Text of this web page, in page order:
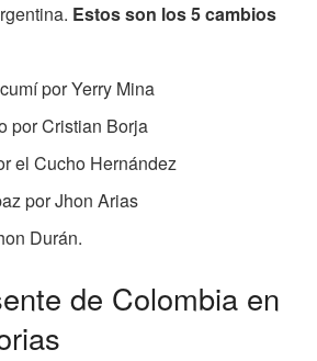
Estos son los 5 cambios
por Yerry Mina
por Cristian Borja
el Cucho Hernández
por Jhon Arias
Durán.
de Colombia en